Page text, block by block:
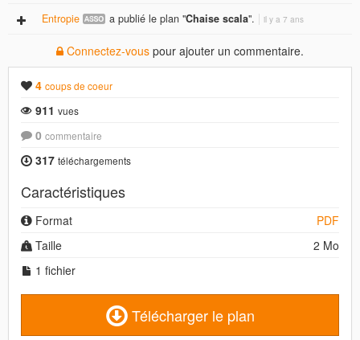
Entropie a publié le plan "Chaise scala". il y a 7 ans
Connectez-vous pour ajouter un commentaire.
4 coups de coeur
911 vues
0 commentaire
317 téléchargements
Caractéristiques
PDF
Format
2 Mo
Taille
1 fichier
Télécharger le plan